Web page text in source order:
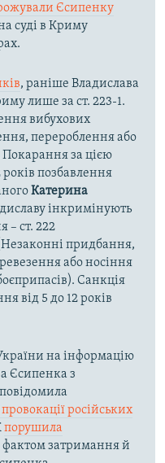
Єсипенку
суді в Криму
, раніше Владислава
лише за ст. 223-1.
вибухових
перероблення або
за цією
років позбавлення
Катерина
інкримінують
– ст. 222
придбання,
або носіння
Санкція
від 5 до 12 років
на інформацію
Єсипенка з
російських
порушила
фактом затримання й